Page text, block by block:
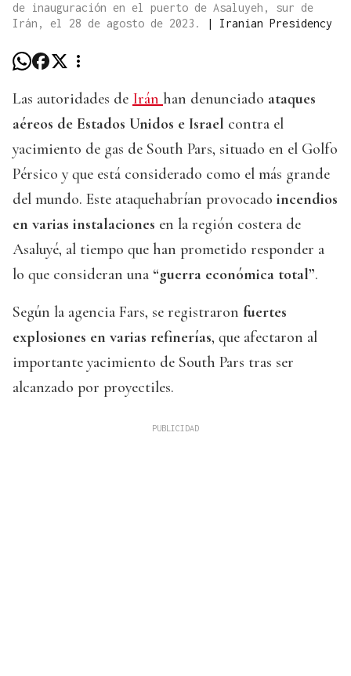
de inauguración en el puerto de Asaluyeh, sur de
Irán, el 28 de agosto de 2023.
| Iranian Presidency
Las autoridades de Irán han denunciado ataques
aéreos de Estados Unidos e Israel contra el
yacimiento de gas de South Pars, situado en el Golfo
Pérsico y que está considerado como el más grande
del mundo. Este ataquehabrían provocado incendios
en varias instalaciones en la región costera de
Asaluyé, al tiempo que han prometido responder a
lo que consideran una “guerra económica total”.
Según la agencia Fars, se registraron fuertes
explosiones en varias refinerías, que afectaron al
importante yacimiento de South Pars tras ser
alcanzado por proyectiles.